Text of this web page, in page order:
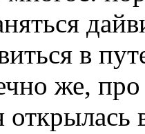
в
же,